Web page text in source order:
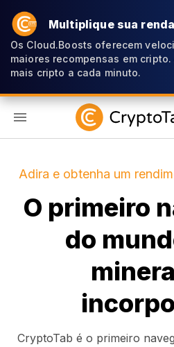
Multiplique sua renda
Os Cloud.Boosts oferecem
maiores recompensas em
mais cripto a cada minuto.
Adira e obtenha um
O primeiro
do
CryptoTab é o primeiro